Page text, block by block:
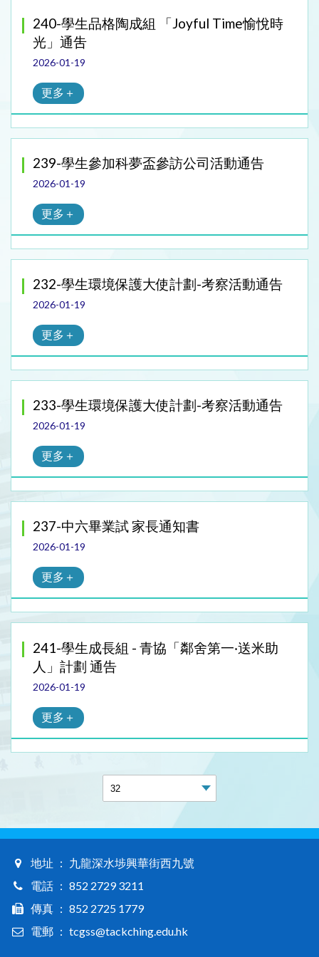
240-學生品格陶成組 「Joyful Time愉悅時
光」通吿
2026-01-19
更多＋
239-學生參加科夢盃參訪公司活動通告
2026-01-19
更多＋
232-學生環境保護大使計劃-考察活動通告
2026-01-19
更多＋
233-學生環境保護大使計劃-考察活動通告
2026-01-19
更多＋
237-中六畢業試 家長通知書
2026-01-19
更多＋
241-學生成長組 - 青協「鄰舍第一‧送米助
人」計劃 通告
2026-01-19
更多＋
地址 ： 九龍深水埗興華街西九號
電話 ： 852 2729 3211
傳真 ： 852 2725 1779
電郵 ： tcgss@tackching.edu.hk